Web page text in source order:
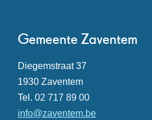
Contact
Gemeente Zaventem
Adres
Diegemstraat 37
,1930 Zaventem
Tel. 02 717 89 00
E-
info@zaventem.be